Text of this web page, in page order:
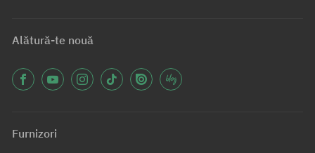
Alătură-te nouă
Furnizori